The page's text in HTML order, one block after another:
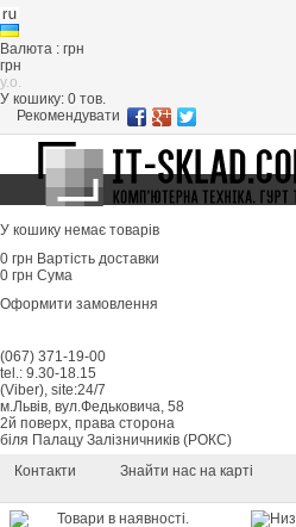
Валюта : грн
грн
y.o.
У кошику: 0 тов.
Рекомендувати
У кошику немає товарів
0 грн Вартість доставки
0 грн Сума
Оформити замовлення
(067) 371-19-00
tel.: 9.30-18.15
(Viber), site:24/7
м.Львів, вул.Федьковича, 58
2й поверх, права сторона
біля Палацу Залізничників (РОКС)
Контакти
Знайти нас на карті